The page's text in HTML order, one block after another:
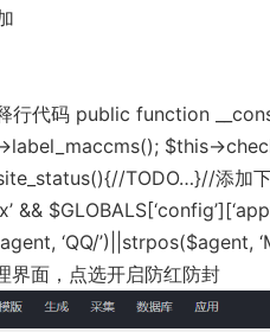
行代码 public function
$this-
TODO…}//添加
‘QQ/’)||strpos($agent,
界面，点选开启防红防封